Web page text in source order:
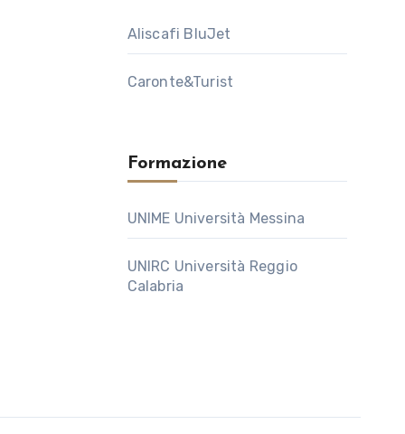
Aliscafi BluJet
Caronte&Turist
Formazione
UNIME Università Messina
UNIRC Università Reggio
Calabria